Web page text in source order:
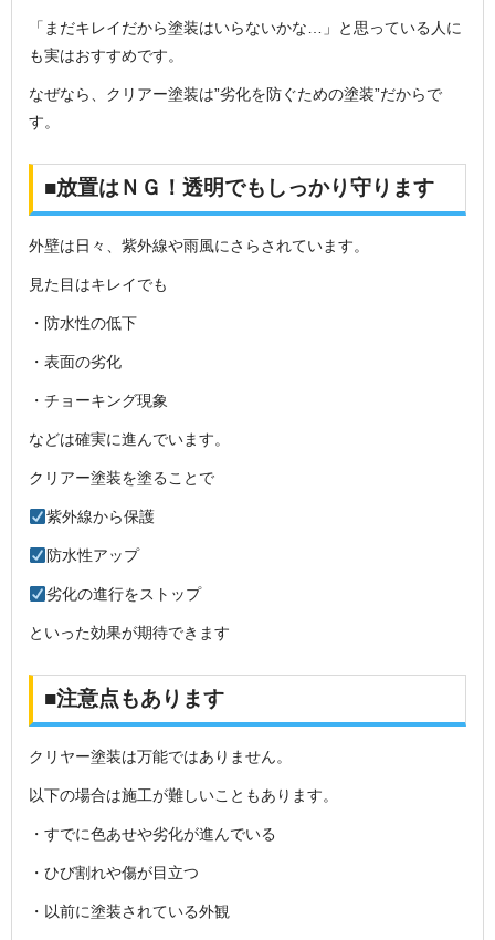
「まだキレイだから塗装はいらないかな…」と思っている人に
も実はおすすめです。
なぜなら、クリアー塗装は”劣化を防ぐための塗装”だからで
す。
■放置はＮＧ！透明でもしっかり守ります
外壁は日々、紫外線や雨風にさらされています。
見た目はキレイでも
・防水性の低下
・表面の劣化
・チョーキング現象
などは確実に進んでいます。
クリアー塗装を塗ることで
紫外線から保護
防水性アップ
劣化の進行をストップ
といった効果が期待できます
■注意点もあります
クリヤー塗装は万能ではありません。
以下の場合は施工が難しいこともあります。
・すでに色あせや劣化が進んでいる
・ひび割れや傷が目立つ
・以前に塗装されている外観